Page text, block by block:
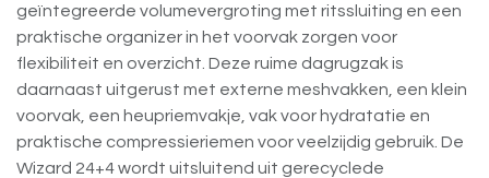
geïntegreerde volumevergroting met ritssluiting en een
praktische organizer in het voorvak zorgen voor
flexibiliteit en overzicht. Deze ruime dagrugzak is
daarnaast uitgerust met externe meshvakken, een klein
voorvak, een heupriemvakje, vak voor hydratatie en
praktische compressieriemen voor veelzijdig gebruik. De
Wizard 24+4 wordt uitsluitend uit gerecyclede